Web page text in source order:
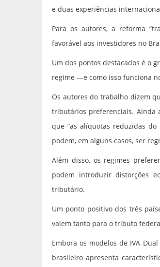
e duas experiências
Para os autores, a reforma
favorável aos investidores no
Um dos pontos destacados é o
regime —e como isso funciona
Os autores do trabalho dizem
tributários preferenciais. Ainda
que “as alíquotas reduzidas
podem, em alguns casos, ser
Além disso, os regimes
podem introduzir distorções
tributário.
Um ponto positivo dos três
valem tanto para o tributo
Embora os modelos de IVA
brasileiro apresenta